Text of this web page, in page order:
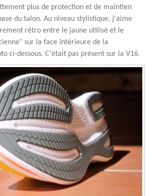
plus de protection et de maintien
du talon. Au niveau stylistique, j'aime
rétro entre le jaune utilisé et le
sur la face intérieure de la
ci-dessous. C'était pas présent sur la V16.